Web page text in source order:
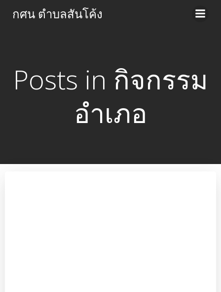
กศน ตำบลสันโค้ง
Posts in กิจกรรม
อำเภอ